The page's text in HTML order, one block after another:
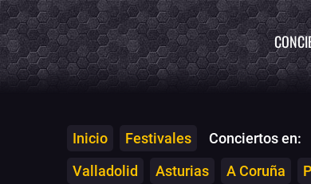
Inicio Festivales Conciertos en:
Valladolid
Asturias A Coruña